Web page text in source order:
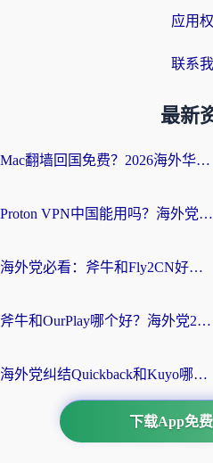
应用
联系我
最新
Mac翻墙回国免费？2026海外华人亲测：从CCTV5直播到国内APP，这样选加速器才靠谱
Proton VPN中国能用吗？海外党选回国加速器的避坑指南（附番茄加速器实测）
海外党必看：斧牛和Fly2CN好用吗？3招教你选对回国加速器（附免费试用攻略）
斧牛和OurPlay哪个好？海外党2026亲测：选对加速器，国内资源秒加载
海外党纠结Quickback和Kuyo哪个好？选对回国加速器才能无缝刷国内资源
下载App免